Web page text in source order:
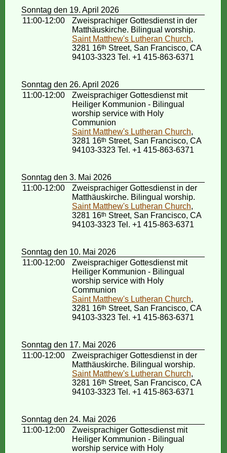
Sonntag den 19. April 2026
11:00-12:00
Zweisprachiger Gottesdienst in der
Matthäuskirche. Bilingual worship.
Saint Matthew's Lutheran Church,
3281 16th Street, San Francisco, CA
94103-3323 Tel. +1 415-863-6371
Sonntag den 26. April 2026
11:00-12:00
Zweisprachiger Gottesdienst mit
Heiliger Kommunion - Bilingual
worship service with Holy
Communion
Saint Matthew's Lutheran Church,
3281 16th Street, San Francisco, CA
94103-3323 Tel. +1 415-863-6371
Sonntag den 3. Mai 2026
11:00-12:00
Zweisprachiger Gottesdienst in der
Matthäuskirche. Bilingual worship.
Saint Matthew's Lutheran Church,
3281 16th Street, San Francisco, CA
94103-3323 Tel. +1 415-863-6371
Sonntag den 10. Mai 2026
11:00-12:00
Zweisprachiger Gottesdienst mit
Heiliger Kommunion - Bilingual
worship service with Holy
Communion
Saint Matthew's Lutheran Church,
3281 16th Street, San Francisco, CA
94103-3323 Tel. +1 415-863-6371
Sonntag den 17. Mai 2026
11:00-12:00
Zweisprachiger Gottesdienst in der
Matthäuskirche. Bilingual worship.
Saint Matthew's Lutheran Church,
3281 16th Street, San Francisco, CA
94103-3323 Tel. +1 415-863-6371
Sonntag den 24. Mai 2026
11:00-12:00
Zweisprachiger Gottesdienst mit
Heiliger Kommunion - Bilingual
worship service with Holy